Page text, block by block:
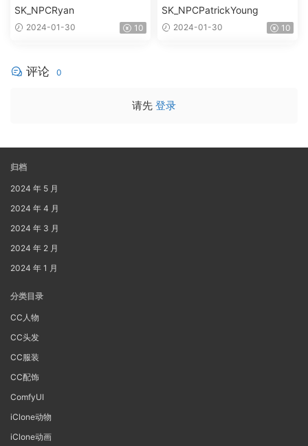
SK_NPCRyan
2024-01-30 10
SK_NPCPatrickYoung
2024-01-30 10
评论 0
请先 登录
归档
2024 年 5 月
2024 年 4 月
2024 年 3 月
2024 年 2 月
2024 年 1 月
分类目录
CC人物
CC头发
CC服装
CC配饰
ComfyUI
iClone动物
iClone动画